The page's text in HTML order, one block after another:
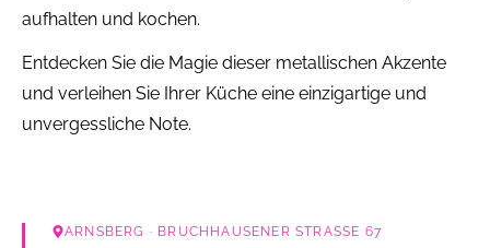
aufhalten und kochen.
Entdecken Sie die Magie dieser metallischen Akzente
und verleihen Sie Ihrer Küche eine einzigartige und
unvergessliche Note.
ARNSBERG · BRUCHHAUSENER STRASSE 67